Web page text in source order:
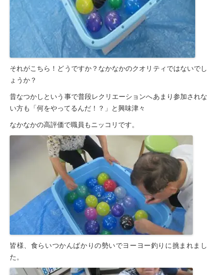
それがこちら！どうですか？なかなかのクオリティではないでし
ょうか？
昔なつかしという事で普段レクリエーションへあまり参加されな
い方も「何をやってるんだ！？」と興味津々
なかなかの高評価で職員もニッコリです。
皆様、食らいつかんばかりの勢いでヨーヨー釣りに挑まれまし
た。